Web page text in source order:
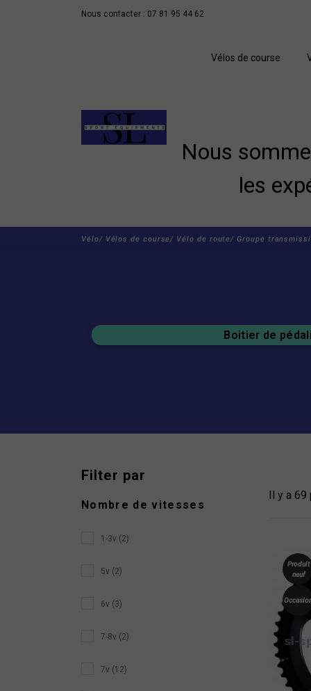
Nous contacter : 07 81 95 44 62
Vélos de course
Nous
les
Vélo/ Vélos de course/ Vélo de route/ Groupe
Boitier de
Filter par
Nombre de vitesses
1-3v (2)
5v (2)
6v (3)
7-8v (2)
7v (12)
Il y a 69
Produit
neuf